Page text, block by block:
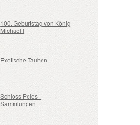
100. Geburtstag von König
Michael I
Exotische Tauben
Schloss Peles -
Sammlungen